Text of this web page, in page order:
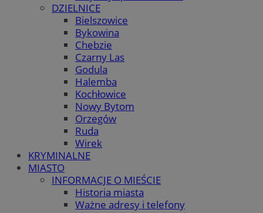
DZIELNICE
Bielszowice
Bykowina
Chebzie
Czarny Las
Godula
Halemba
Kochłowice
Nowy Bytom
Orzegów
Ruda
Wirek
KRYMINALNE
MIASTO
INFORMACJE O MIEŚCIE
Historia miasta
Ważne adresy i telefony